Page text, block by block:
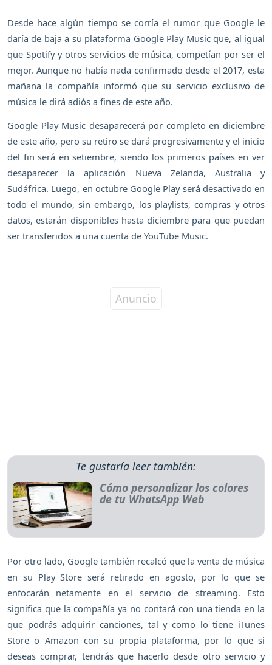
Desde hace algún tiempo se corría el rumor que Google le
daría de baja a su plataforma Google Play Music que, al igual
que Spotify y otros servicios de música, competían por ser el
mejor. Aunque no había nada confirmado desde el 2017, esta
mañana la compañía informó que su servicio exclusivo de
música le dirá adiós a fines de este año.
Google Play Music desaparecerá por completo en diciembre
de este año, pero su retiro se dará progresivamente y el inicio
del fin será en setiembre, siendo los primeros países en ver
desaparecer la aplicación Nueva Zelanda, Australia y
Sudáfrica. Luego, en octubre Google Play será desactivado en
todo el mundo, sin embargo, los playlists, compras y otros
datos, estarán disponibles hasta diciembre para que puedan
ser transferidos a una cuenta de YouTube Music.
Te gustaría leer también:
Cómo personalizar los colores
de tu WhatsApp Web
Por otro lado, Google también recalcó que la venta de música
en su Play Store será retirado en agosto, por lo que se
enfocarán netamente en el servicio de streaming. Esto
significa que la compañía ya no contará con una tienda en la
que podrás adquirir canciones, tal y como lo tiene iTunes
Store o Amazon con su propia plataforma, por lo que si
deseas comprar, tendrás que hacerlo desde otro servicio y